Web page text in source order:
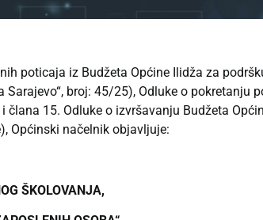
poticaja iz Budžeta Općine Ilidža za
broj: 45/25), Odluke o pokretanju
15. Odluke o izvršavanju Budžeta
Općinski načelnik objavljuje:
ŠKOLOVANJA,